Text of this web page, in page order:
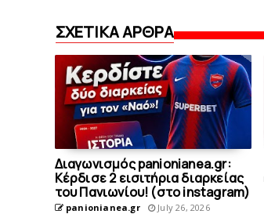
ΣΧΕΤΙΚΑ ΑΡΘΡΑ
Διαγωνισμός panionianea.gr:
Κέρδισε 2 εισιτήρια διαρκείας
του Πανιωνίου! (στο instagram)
panionianea.gr July 26, 2026